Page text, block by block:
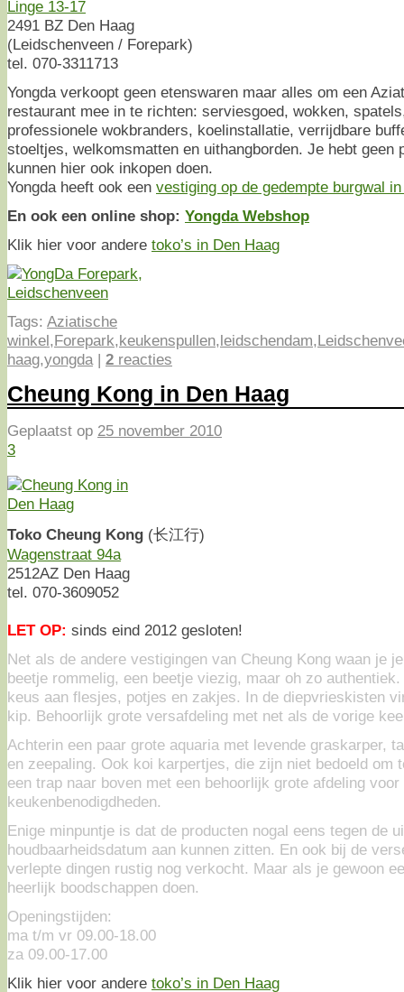
Linge 13-17
2491 BZ Den Haag
(Leidschenveen / Forepark)
tel. 070-3311713
Yongda verkoopt geen etenswaren maar alles om een
restaurant mee in te richten: serviesgoed, wokken,
professionele wokbranders, koelinstallatie, verrijdbare
stoeltjes, welkomsmatten en uithangborden. Je hebt geen
kunnen hier ook inkopen doen.
Yongda heeft ook een vestiging op de gedempte burgwal
En ook een online shop: Yongda Webshop
Klik hier voor andere toko’s in Den Haag
Tags: Aziatische
winkel,Forepark,keukenspullen,leidschendam,
haag,yongda | 2 reacties
Cheung Kong in Den Haag
Geplaatst op 25 november 2010
3
Toko Cheung Kong (长江行)
Wagenstraat 94a
2512AZ Den Haag
tel. 070-3609052
LET OP: sinds eind 2012 gesloten!
Net als de andere vestigingen van Cheung Kong waan je
beetje rommelig, een beetje viezig, maar oh zo
keus aan flesjes, potjes en zakjes. In de diepvrieskisten
kip. Behoorlijk grote versafdeling met net als de vorige
Achterin een paar grote aquaria met levende graskarper,
en zeepaling. Ook koi karpertjes, die zijn niet bedoeld om
een trap naar boven met een behoorlijk grote afdeling
keukenbenodigdheden.
Enige minpuntje is dat de producten nogal eens tegen de
houdbaarheidsdatum aan kunnen zitten. En ook bij de
verlepte dingen rustig nog verkocht. Maar als je gewoon
heerlijk boodschappen doen.
Openingstijden:
ma t/m vr 09.00-18.00
za 09.00-17.00
Klik hier voor andere toko’s in Den Haag